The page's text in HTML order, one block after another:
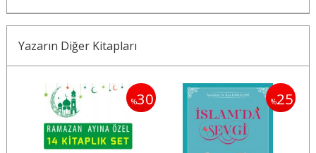
Yazarın Diğer Kitapları
%30 %25